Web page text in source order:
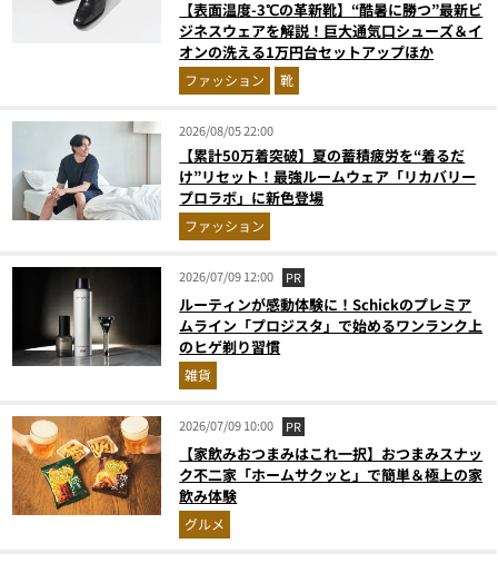
【表面温度-3℃の革新靴】“酷暑に勝つ”最新ビ
ジネスウェアを解説！巨大通気口シューズ＆イ
オンの洗える1万円台セットアップほか
ファッション 靴
2026/08/05 22:00
【累計50万着突破】夏の蓄積疲労を“着るだ
け”リセット！最強ルームウェア「リカバリー
プロラボ」に新色登場
ファッション
2026/07/09 12:00 PR
ルーティンが感動体験に！Schickのプレミア
ムライン「プロジスタ」で始めるワンランク上
のヒゲ剃り習慣
雑貨
2026/07/09 10:00 PR
【家飲みおつまみはこれ一択】おつまみスナッ
ク不二家「ホームサクッと」で簡単＆極上の家
飲み体験
グルメ